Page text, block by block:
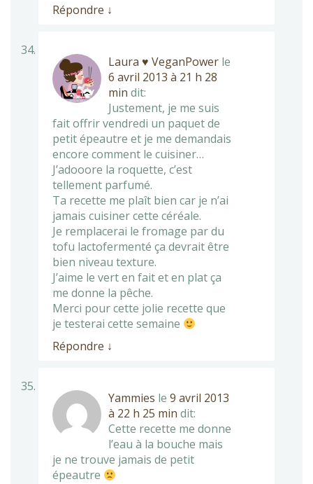
Répondre ↓
Laura ♥ VeganPower le
6 avril 2013 à 21 h 28
min dit:
Justement, je me suis
fait offrir vendredi un paquet de
petit épeautre et je me demandais
encore comment le cuisiner…
J’adooore la roquette, c’est
tellement parfumé.
Ta recette me plaît bien car je n’ai
jamais cuisiner cette céréale.
Je remplacerai le fromage par du
tofu lactofermenté ça devrait être
bien niveau texture.
J’aime le vert en fait et en plat ça
me donne la pêche.
Merci pour cette jolie recette que
je testerai cette semaine
Répondre ↓
Yammies le 9 avril 2013
à 22 h 25 min dit:
Cette recette me donne
l’eau à la bouche mais
je ne trouve jamais de petit
épeautre